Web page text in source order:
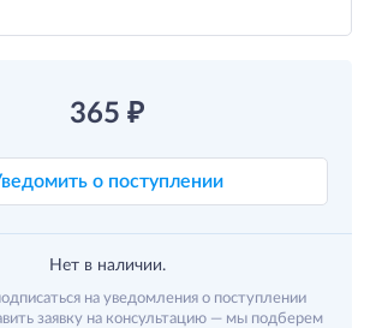
365 ₽
о поступлении
Нет в наличии.
на уведомления о поступлении
заявку на консультацию — мы подберем